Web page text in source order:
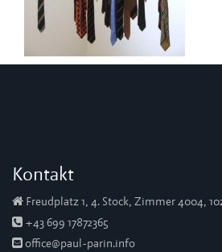
Kontakt
Freudplatz 1, 4. Stock, Zimmer 4004,
+43 699 17872365
office@paul-parin.info